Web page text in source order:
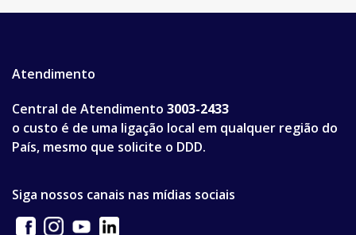
Atendimento
Central de Atendimento 3003-2433
o custo é de uma ligação local em qualquer região do
País, mesmo que solicite o DDD.
Siga nossos canais nas mídias sociais